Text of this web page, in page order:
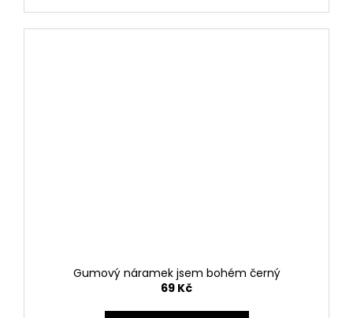
Gumový náramek jsem bohém černý
69 Kč